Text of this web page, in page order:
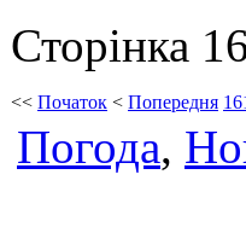
Сторінка
<< Початок < Попередня
Погода,